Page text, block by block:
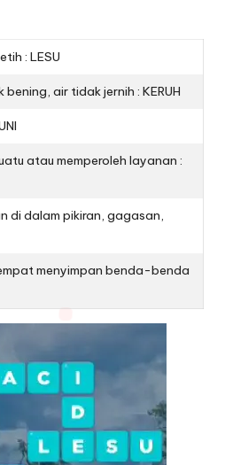
: LESU
air tidak jernih : KERUH
atau memperoleh layanan :
di dalam pikiran, gagasan,
menyimpan benda-benda